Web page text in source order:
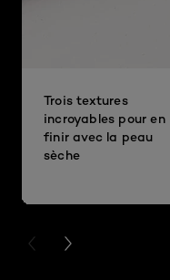
Trois textures
incroyables pour en
finir avec la peau
sèche
PREVIOUS CARD
NEXT CARD